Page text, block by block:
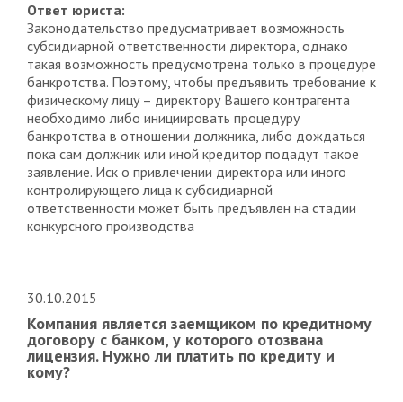
Ответ юриста:
Законодательство предусматривает возможность
субсидиарной ответственности директора, однако
такая возможность предусмотрена только в процедуре
банкротства. Поэтому, чтобы предъявить требование к
физическому лицу – директору Вашего контрагента
необходимо либо инициировать процедуру
банкротства в отношении должника, либо дождаться
пока сам должник или иной кредитор подадут такое
заявление. Иск о привлечении директора или иного
контролирующего лица к субсидиарной
ответственности может быть предъявлен на стадии
конкурсного производства
30.10.2015
Компания является заемщиком по кредитному
договору с банком, у которого отозвана
лицензия. Нужно ли платить по кредиту и
кому?